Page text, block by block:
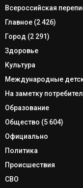
Всероссийская
Главное (2 426)
Город (2 291)
Здоровье
Культура
Международные
На заметку
Образование
Общество (5 604)
Официально
Политика
Происшествия
СВО